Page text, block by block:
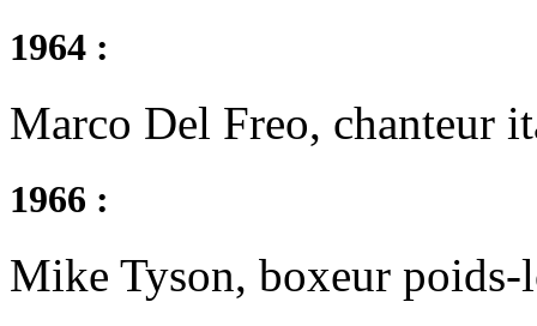
1964 :
Marco Del Freo, chanteur
1966 :
Mike Tyson, boxeur